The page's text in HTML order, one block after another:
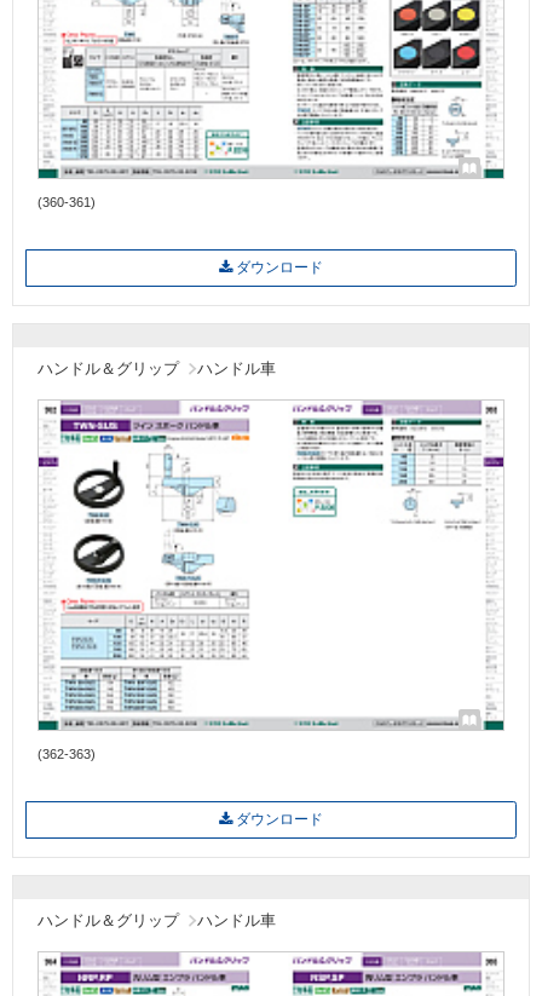
(360-361)
ダウンロード
ハンドル＆グリップ ハンドル車
(362-363)
ダウンロード
ハンドル＆グリップ ハンドル車